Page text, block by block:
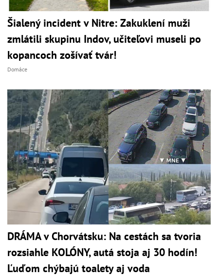
Šialený incident v Nitre: Zakuklení muži
zmlátili skupinu Indov, učiteľovi museli po
kopancoch zošívať tvár!
Domáce
DRÁMA v Chorvátsku: Na cestách sa tvoria
rozsiahle KOLÓNY, autá stoja aj 30 hodín!
Ľuďom chýbajú toalety aj voda